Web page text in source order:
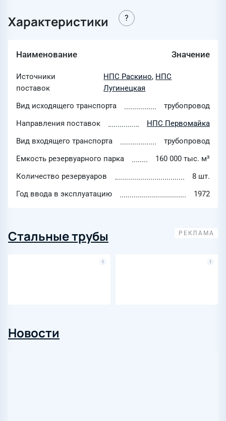
Характеристики
Наименование Значение
Источники
поставок
НПС Раскино, НПС
Лугинецкая
Вид исходящего транспорта
трубопровод
Направления поставок
НПС Первомайка
Вид входящего транспорта
трубопровод
Емкость резервуарного парка
160 000 тыс. м³
Количество резервуаров
8 шт.
Год ввода в эксплуатацию
1972
Стальные трубы
Новости